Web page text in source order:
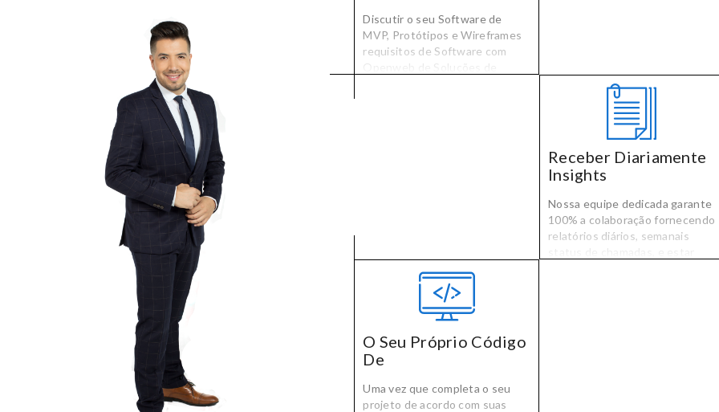
Discutir o seu Software de
MVP, Protótipos e Wireframes
requisitos de Software com
Openweb de Soluções de
Receber Diariamente
Insights
Nossa equipe dedicada garante
100% a colaboração fornecendo
relatórios diários, semanais
status de chamadas, e estar
O Seu Próprio Código
De
Uma vez que completa o seu
projeto de acordo com suas